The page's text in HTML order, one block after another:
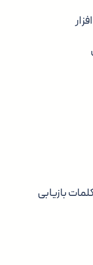
بازیابی